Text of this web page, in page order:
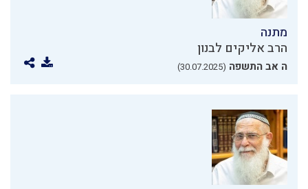
מתנה
הרב אליקים לבנון
ה אב התשפה (30.07.2025)